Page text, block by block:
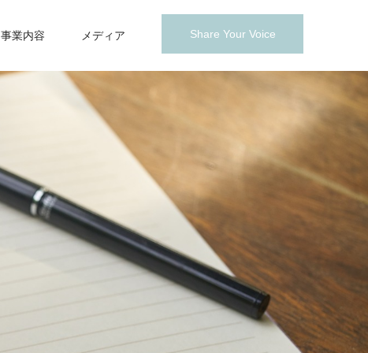
Share Your Voice
事業内容 メディア